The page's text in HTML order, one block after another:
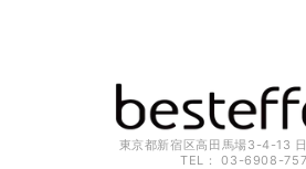
東京都新宿区高田馬場3-4-13
TEL： 03-6908-